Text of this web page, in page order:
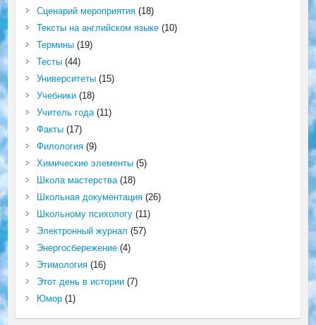
Сценарий мероприятия(18)
Тексты на английском языке(10)
Термины(19)
Тесты(44)
Университеты(15)
Учебники(18)
Учитель года(11)
Факты(17)
Филология(9)
Химические элементы(5)
Школа мастерства(18)
Школьная документация(26)
Школьному психологу(11)
Электронный журнал (57)
Энергосбережение(4)
Этимология(16)
Этот день в истории(7)
Юмор(1)